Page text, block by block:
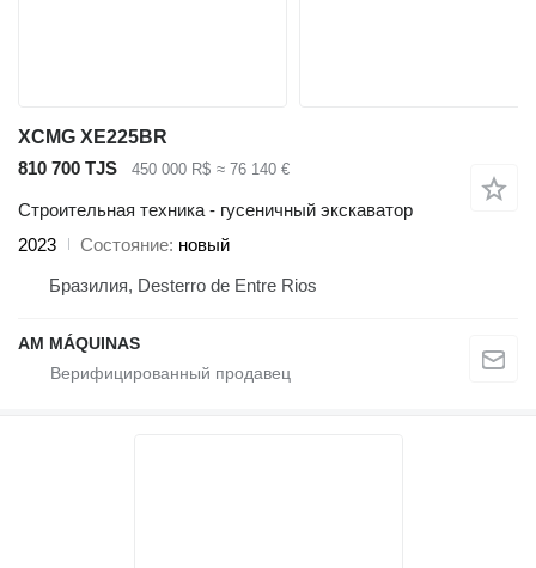
XCMG XE225BR
810 700 TJS
450 000 R$ ≈ 76 140 €
Строительная техника - гусеничный экскаватор
2023
Состояние новый
Бразилия, Desterro de Entre Rios
AM MÁQUINAS